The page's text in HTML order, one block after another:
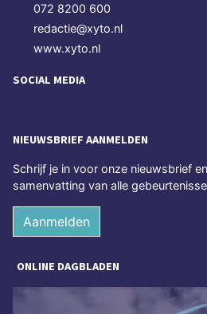
072 8200 600
redactie@xyto.nl
www.xyto.nl
SOCIAL MEDIA
NIEUWSBRIEF AANMELDEN
Schrijf je in voor onze nieuwsbrief
samenvatting van alle
Aanmelden
ONLINE DAGBLADEN